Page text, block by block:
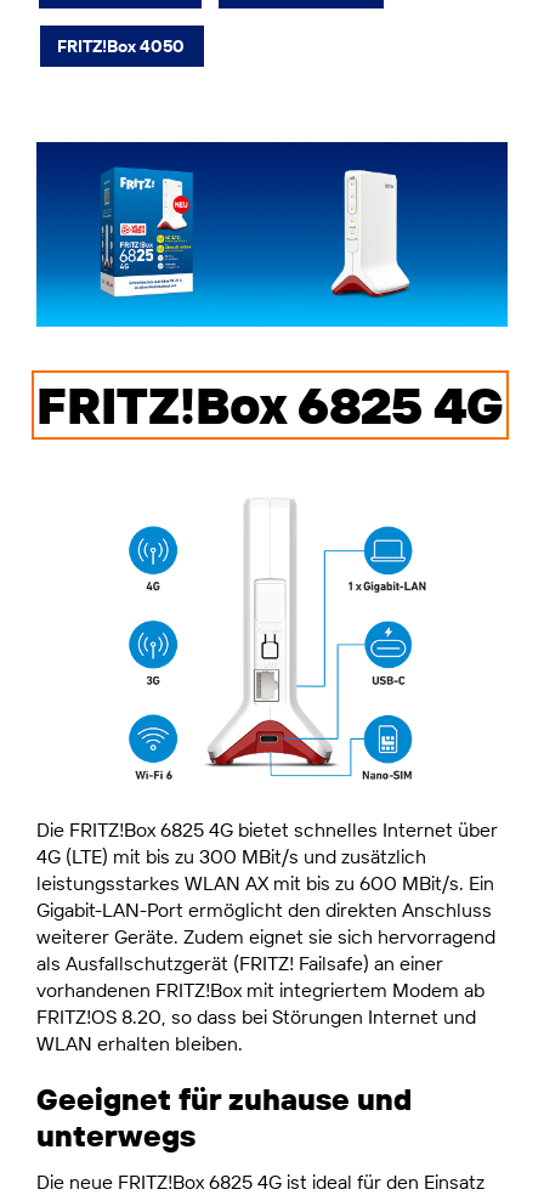
FRITZ!Box 4050
FRITZ!Box 6825 4G
Die FRITZ!Box 6825 4G bietet schnelles Internet über
4G (LTE) mit bis zu 300 MBit/s und zusätzlich
leistungsstarkes WLAN AX mit bis zu 600 MBit/s. Ein
Gigabit-LAN-Port ermöglicht den direkten Anschluss
weiterer Geräte. Zudem eignet sie sich hervorragend
als Ausfallschutzgerät (FRITZ! Failsafe) an einer
vorhandenen FRITZ!Box mit integriertem Modem ab
FRITZ!OS 8.20, so dass bei Störungen Internet und
WLAN erhalten bleiben.
Geeignet für zuhause und
unterwegs
Die neue FRITZ!Box 6825 4G ist ideal für den Einsatz